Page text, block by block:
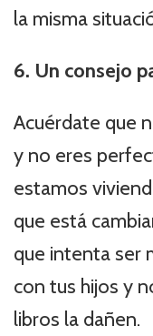
la misma
6. Un consejo
Acuérdate que
y no eres
estamos
que está
que intenta ser
con tus hijos y
libros la dañen.